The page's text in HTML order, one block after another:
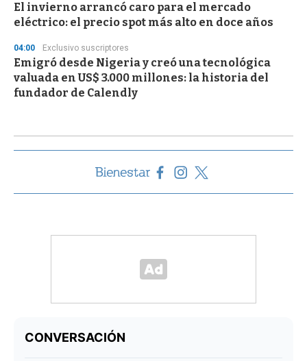
El invierno arrancó caro para el mercado
eléctrico: el precio spot más alto en doce años
04:00 Exclusivo suscriptores
Emigró desde Nigeria y creó una tecnológica
valuada en US$ 3.000 millones: la historia del
fundador de Calendly